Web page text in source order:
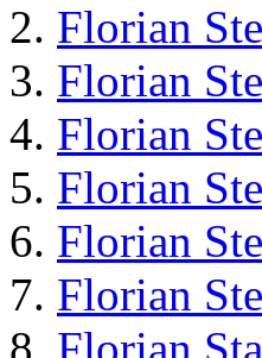
Florian
Florian
Florian
Florian
Florian
Florian
Florian